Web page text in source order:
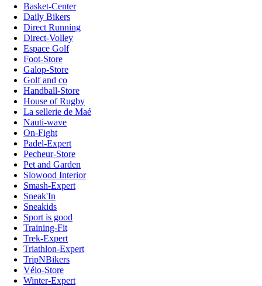
Basket-Center
Daily Bikers
Direct Running
Direct-Volley
Espace Golf
Foot-Store
Galop-Store
Golf and co
Handball-Store
House of Rugby
La sellerie de Maé
Nauti-wave
On-Fight
Padel-Expert
Pecheur-Store
Pet and Garden
Slowood Interior
Smash-Expert
Sneak'In
Sneakids
Sport is good
Training-Fit
Trek-Expert
Triathlon-Expert
TripNBikers
Vélo-Store
Winter-Expert